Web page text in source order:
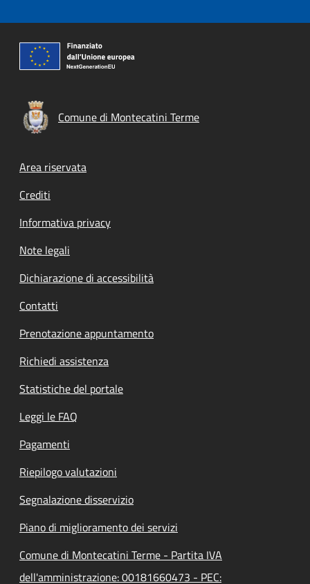
Comune di Montecatini Terme
Footer menu
Area riservata
Crediti
Informativa privacy
Note legali
Dichiarazione di accessibilità
Contatti
Prenotazione appuntamento
Richiedi assistenza
Statistiche del portale
Leggi le FAQ
Pagamenti
Riepilogo valutazioni
Segnalazione disservizio
Piano di miglioramento dei servizi
Comune di Montecatini Terme - Partita IVA
dell'amministrazione: 00181660473 - PEC: